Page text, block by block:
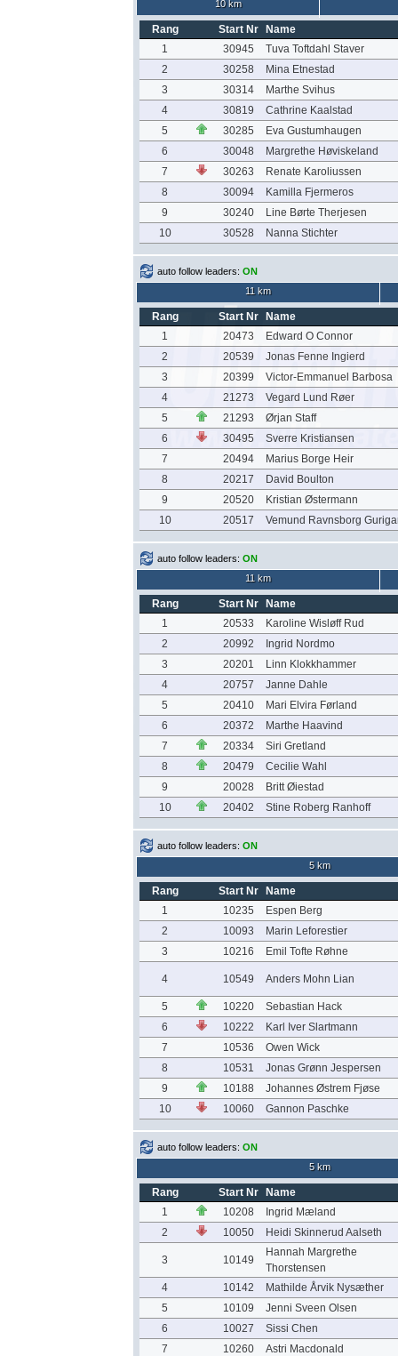
10 km
Rang Start Nr
Name
1
30945
Tuva Toftdahl Staver
2
30258
Mina Etnestad
3
30314
Marthe Svihus
4
30819
Cathrine Kaalstad
5
30285
Eva Gustumhaugen
6
30048
Margrethe Høviskeland
7
30263
Renate Karoliussen
8
30094
Kamilla Fjermeros
9
30240
Line Børte Therjesen
10
30528 Nanna Stichter
auto follow leaders: ON
11 km
Rang Start Nr
Name
1
20473
Edward O Connor
2
20539
Jonas Fenne Ingierd
3
20399
Victor-Emmanuel Barbosa
4
21273
Vegard Lund Røer
5
21293
Ørjan Staff
6
30495
Sverre Kristiansen
7
20494
Marius Borge Heir
8
20217
David Boulton
9
20520
Kristian Østermann
10
20517 Vemund Ravnsborg
auto follow leaders: ON
11 km
Rang Start Nr
Name
1
20533
Karoline Wisløff Rud
2
20992
Ingrid Nordmo
3
20201
Linn Klokkhammer
4
20757
Janne Dahle
5
20410
Mari Elvira Førland
6
20372
Marthe Haavind
7
20334
Siri Gretland
8
20479
Cecilie Wahl
9
20028
Britt Øiestad
10
20402 Stine Roberg Ranhoff
auto follow leaders: ON
5 km
Rang Start Nr
Name
1
10235
Espen Berg
2
10093
Marin Leforestier
3
10216 Emil Tofte Røhne
4 10549 Anders Mohn Lian
5 10220
Sebastian Hack
6
10222
Karl Iver Slartmann
7
10536
Owen Wick
8
10531
Jonas Grønn Jespersen
9
10188
Johannes Østrem Fjøse
10
10060 Gannon Paschke
auto follow leaders: ON
5 km
Rang Start Nr
Name
1
10208
Ingrid Mæland
2
10050 Heidi Skinnerud Aalseth
3 10149
Hannah Margrethe
Thorstensen
4
10142
Mathilde Årvik Nysæther
5
10109
Jenni Sveen Olsen
6
10027
Sissi Chen
7
10260
Astri Macdonald